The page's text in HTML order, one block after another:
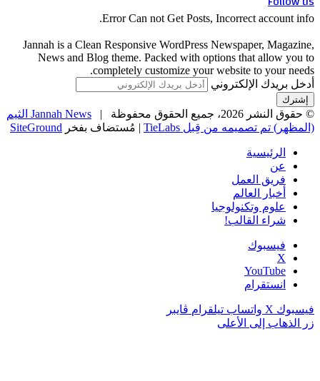
Error Can not Get Posts, Incorrect account info.
Jannah is a Clean Responsive WordPress Newspaper, Magazine,
News and Blog theme. Packed with options that allow you to
completely customize your website to your needs.
أدخل بريدك الإلكتروني
© حقوق النشر 2026، جميع الحقوق محفوظة |
Jannah News الثيم
(المظهر) تم تصميمه من قِبل TieLabs
| مُستضاف بفخر SiteGround
الرئيسية
عن
فريق العمل
أخبار العالم
علوم وتكنولوجيا
شراء القالب!
فيسبوك
‫X
‫YouTube
انستقرام
فيسبوك ‫X واتساب تيلقرام ڤايبر
زر الذهاب إلى الأعلى